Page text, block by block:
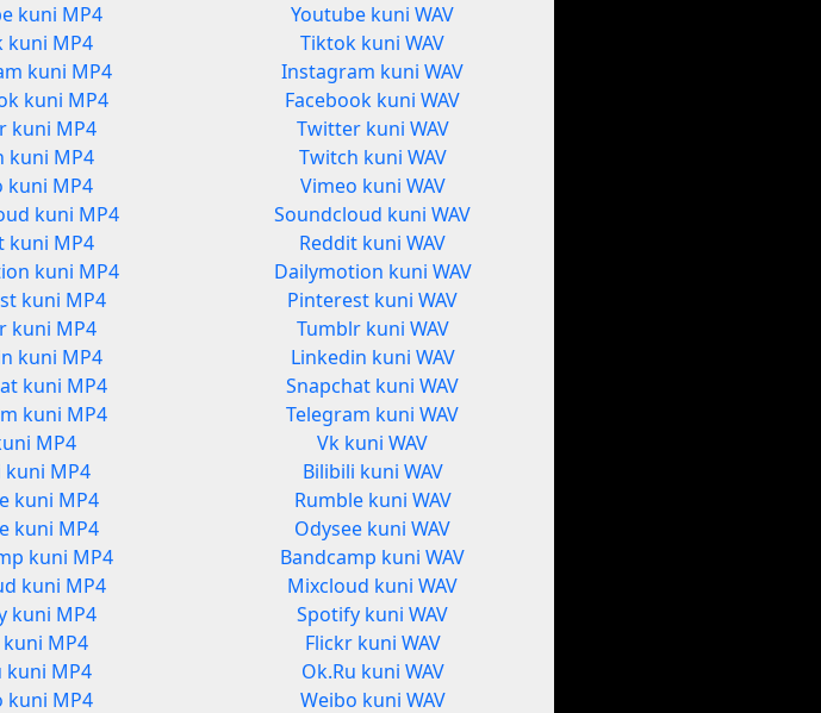
kuni MP4
kuni MP4
kuni MP4
kuni MP4
kuni MP4
kuni MP4
kuni MP4
kuni MP4
kuni MP4
kuni MP4
kuni MP4
kuni MP4
kuni MP4
kuni MP4
kuni MP4
MP4
kuni MP4
kuni MP4
kuni MP4
kuni MP4
kuni MP4
kuni MP4
MP4
kuni MP4
kuni MP4
Youtube kuni WAV
Tiktok kuni WAV
Instagram kuni WAV
Facebook kuni WAV
Twitter kuni WAV
Twitch kuni WAV
Vimeo kuni WAV
Soundcloud kuni WAV
Reddit kuni WAV
Dailymotion kuni WAV
Pinterest kuni WAV
Tumblr kuni WAV
Linkedin kuni WAV
Snapchat kuni WAV
Telegram kuni WAV
Vk kuni WAV
Bilibili kuni WAV
Rumble kuni WAV
Odysee kuni WAV
Bandcamp kuni WAV
Mixcloud kuni WAV
Spotify kuni WAV
Flickr kuni WAV
Ok.Ru kuni WAV
Weibo kuni WAV